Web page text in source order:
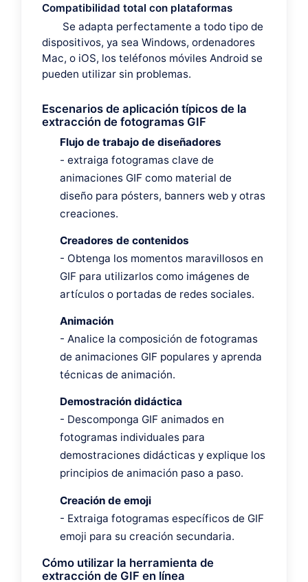
Compatibilidad total con plataformas
Se adapta perfectamente a todo tipo de
dispositivos, ya sea Windows, ordenadores
Mac, o iOS, los teléfonos móviles Android se
pueden utilizar sin problemas.
Escenarios de aplicación típicos de la
extracción de fotogramas GIF
Flujo de trabajo de diseñadores
- extraiga fotogramas clave de
animaciones GIF como material de
diseño para pósters, banners web y otras
creaciones.
Creadores de contenidos
- Obtenga los momentos maravillosos en
GIF para utilizarlos como imágenes de
artículos o portadas de redes sociales.
Animación
- Analice la composición de fotogramas
de animaciones GIF populares y aprenda
técnicas de animación.
Demostración didáctica
- Descomponga GIF animados en
fotogramas individuales para
demostraciones didácticas y explique los
principios de animación paso a paso.
Creación de emoji
- Extraiga fotogramas específicos de GIF
emoji para su creación secundaria.
Cómo utilizar la herramienta de
extracción de GIF en línea